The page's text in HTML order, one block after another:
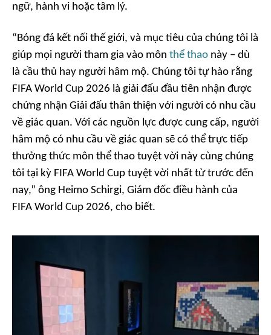
ngữ, hành vi hoặc tâm lý.
“Bóng đá kết nối thế giới, và mục tiêu của chúng tôi là
giúp mọi người tham gia vào môn thể thao này – dù
là cầu thủ hay người hâm mộ. Chúng tôi tự hào rằng
FIFA World Cup 2026 là giải đấu đầu tiên nhận được
chứng nhận Giải đấu thân thiện với người có nhu cầu
về giác quan. Với các nguồn lực được cung cấp, người
hâm mộ có nhu cầu về giác quan sẽ có thể trực tiếp
thưởng thức môn thể thao tuyệt vời này cùng chúng
tôi tại kỳ FIFA World Cup tuyệt vời nhất từ trước đến
nay,” ông Heimo Schirgi, Giám đốc điều hành của
FIFA World Cup 2026, cho biết.